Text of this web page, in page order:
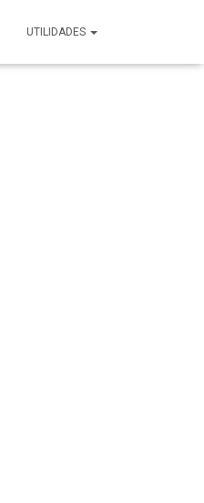
UTILIDADES